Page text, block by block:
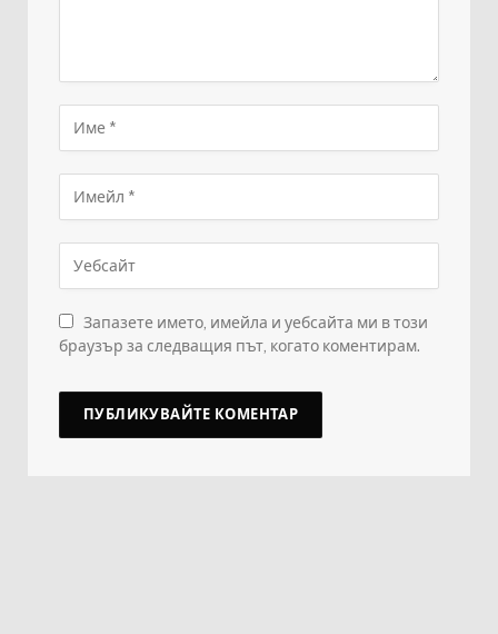
Запазете името, имейла и уебсайта ми в този
браузър за следващия път, когато коментирам.